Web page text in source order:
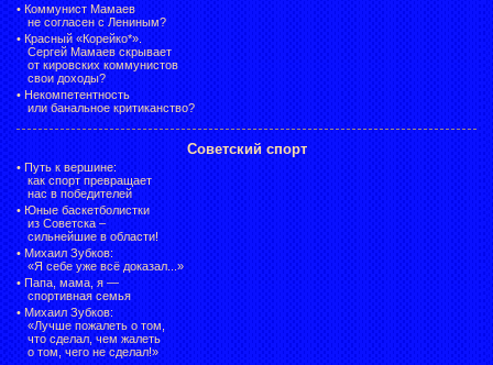
• Коммунист Мамаев
не согласен с Лениным?
• Красный «Корейко*».
Сергей Мамаев скрывает
от кировских коммунистов
свои доходы?
• Некомпетентность
или банальное критиканство?
Советский спорт
• Путь к вершине:
как спорт превращает
нас в победителей
• Юные баскетболистки
из Советска –
сильнейшие в области!
• Михаил Зубков:
«Я себе уже всё доказал...»
• Папа, мама, я —
спортивная семья
• Михаил Зубков:
«Лучше пожалеть о том,
что сделал, чем жалеть
о том, чего не сделал!»